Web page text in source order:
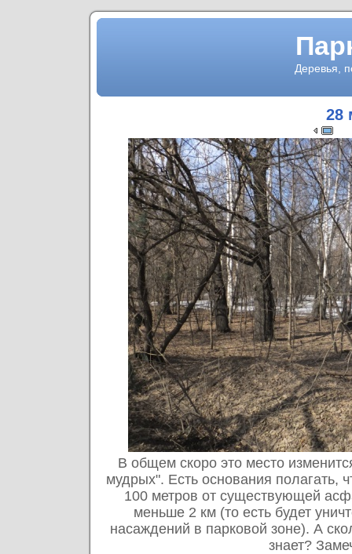
Деревья,
28
В общем скоро это место
мудрых". Есть основания
100 метров от существующей
меньше 2 км (то есть будет
насаждений в парковой зоне). А
знает?